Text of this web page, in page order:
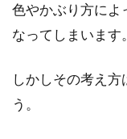
色やかぶり方によ
なってしまいます。
しかしその考え
う。